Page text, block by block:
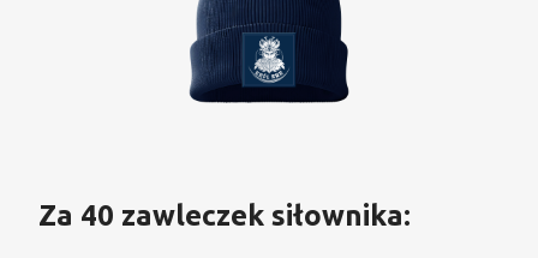
Za 40 zawleczek siłownika: